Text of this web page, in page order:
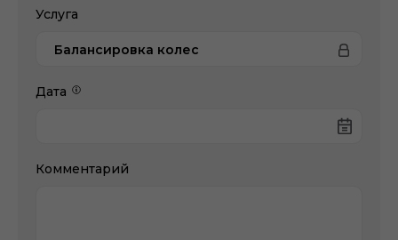
Услуга
Балансировка колес
Дата
Комментарий